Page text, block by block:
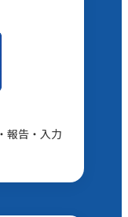
報告・入力